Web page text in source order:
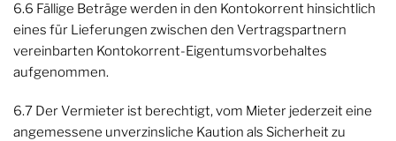
6.6 Fällige Beträge werden in den Kontokorrent hinsichtlich
eines für Lieferungen zwischen den Vertragspartnern
vereinbarten Kontokorrent-Eigentumsvorbehaltes
aufgenommen.
6.7 Der Vermieter ist berechtigt, vom Mieter jederzeit eine
angemessene unverzinsliche Kaution als Sicherheit zu